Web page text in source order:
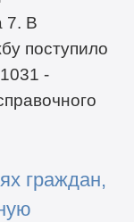
7. В
поступило
-
граждан,